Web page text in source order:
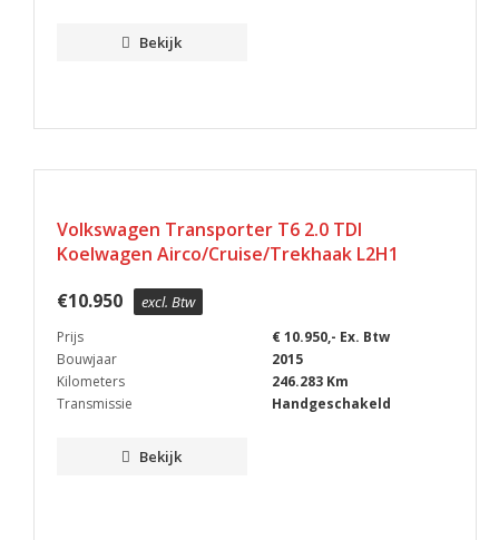
Bekijk
Volkswagen Transporter T6 2.0 TDI
Koelwagen Airco/Cruise/Trekhaak L2H1
€10.950 excl. Btw
Prijs
€ 10.950,- Ex. Btw
Bouwjaar
2015
Kilometers
246.283 Km
Transmissie
Handgeschakeld
Bekijk